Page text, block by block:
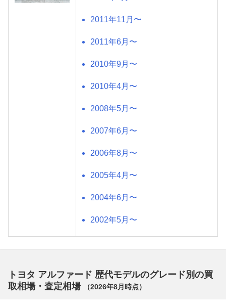
2011年11月〜
2011年6月〜
2010年9月〜
2010年4月〜
2008年5月〜
2007年6月〜
2006年8月〜
2005年4月〜
2004年6月〜
2002年5月〜
トヨタ アルファード 歴代モデルのグレード別の買
取相場・査定相場
（2026年8月 時点）